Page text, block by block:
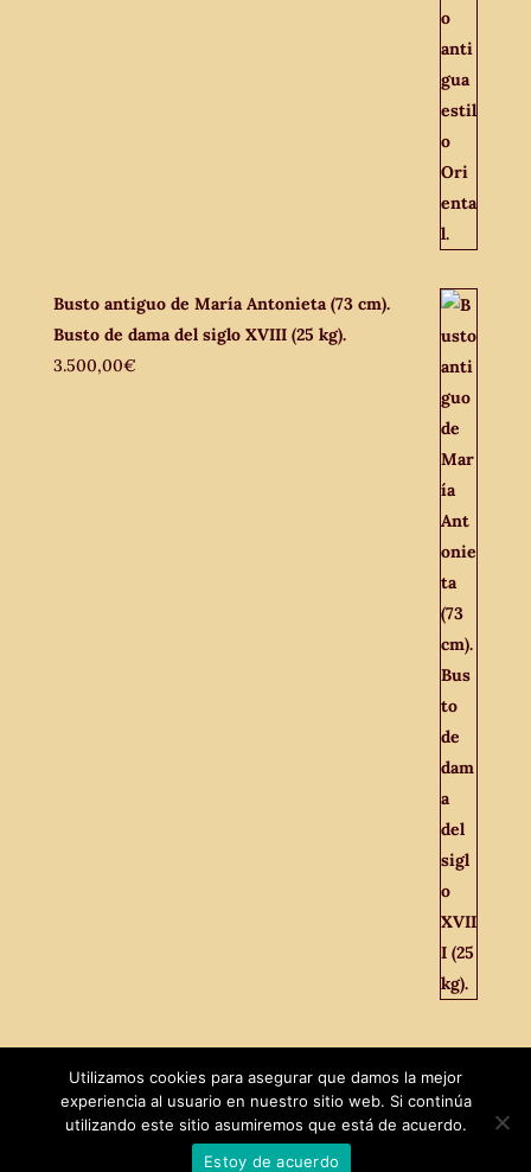
Busto antiguo de María Antonieta (73 cm).
Busto de dama del siglo XVIII (25 kg).
3.500,00€
MaxTech| El Viejo Odeón © 2021
Utilizamos cookies para asegurar que damos la mejor
experiencia al usuario en nuestro sitio web. Si continúa
utilizando este sitio asumiremos que está de acuerdo.
Estoy de acuerdo